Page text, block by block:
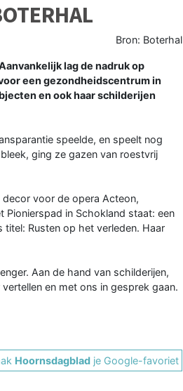
Bron: Boterhal
lag de nadruk op
een gezondheids­centrum in
en ook haar schilderijen
speelde, en speelt nog
ging ze gazen van roestvrij
decor voor de opera Acteon,
in Schokland staat: een
Rusten op het verleden. Haar
Aan de hand van schilderijen,
en met ons in gesprek gaan.
Hoornsdagblad je Google-favoriet